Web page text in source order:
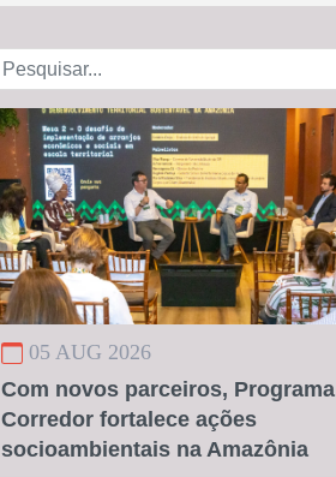
05 AUG 2026
Com novos parceiros, Programa
Corredor fortalece ações
socioambientais na Amazônia